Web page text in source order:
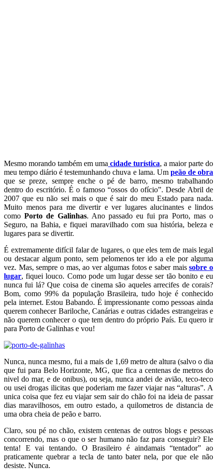
Mesmo morando também em uma cidade turística, a maior parte do
meu tempo diário é testemunhando chuva e lama. Um peão de obra
que se preze, sempre enche o pé de barro, mesmo trabalhando
dentro do escritório. É o famoso “ossos do ofício”. Desde Abril de
2007 que eu não sei mais o que é sair do meu Estado para nada.
Muito menos para me divertir e ver lugares alucinantes e lindos
comoPorto de Galinhas. Ano passado eu fui pra Porto, mas o
Seguro, na Bahia, e fiquei maravilhado com sua história, beleza e
lugares para se divertir.
É extremamente difícil falar de lugares, o que eles tem de mais legal
ou destacar algum ponto, sem pelomenos ter ido a ele por alguma
vez. Mas, sempre o mas, ao ver algumas fotos e saber maissobre o
lugar, fiquei louco. Como pode um lugar desse ser tão bonito e eu
nunca fui lá? Que coisa de cinema são aqueles arrecifes de corais?
Bom, como 99% da população Brasileira, tudo hoje é conhecido
pela internet. Estou Babando. É impressionante como pessoas ainda
querem conhecer Bariloche, Canárias e outras cidades estrangeiras e
não querem conhecer o que tem dentro do próprio País. Eu quero ir
para Porto de Galinhas e vou!
Nunca, nunca mesmo, fui a mais de 1,69 metro de altura (salvo o dia
que fui para Belo Horizonte, MG, que fica a centenas de metros do
nivel do mar, e de onibus), ou seja, nunca andei de avião, teco-teco
ou usei drogas ilicitas que poderiam me fazer viajar nas “alturas”. A
unica coisa que fez eu viajar sem sair do chão foi na ideia de passar
dias maravilhosos, em outro estado, a quilometros de distancia de
uma obra cheia de peão e barro.
Claro, sou pé no chão, existem centenas de outros blogs e pessoas
concorrendo, mas o que o ser humano não faz para conseguir? Ele
tenta! E vai tentando. O Brasileiro é aindamais “tentador” ao
praticamente quebrar a tecla de tanto bater nela, por que ele não
desiste. Nunca.